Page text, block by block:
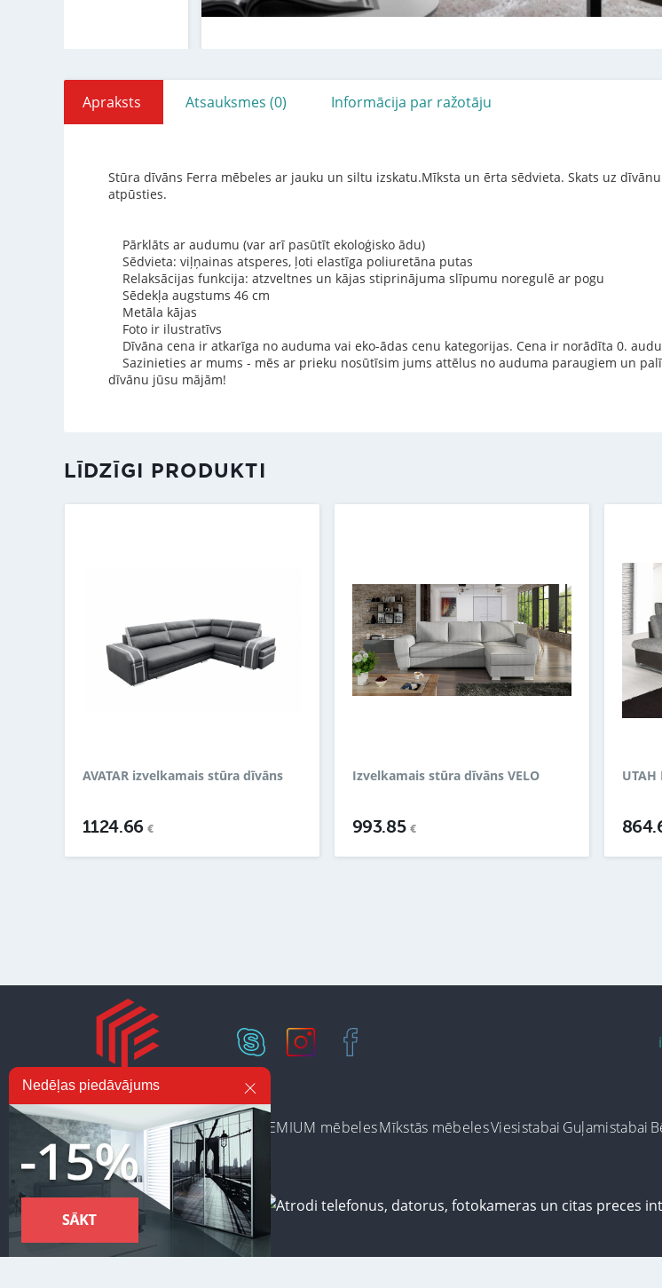
Apraksts
Stūra dīvāns Ferra mēbeles ar jauku un siltu izskatu.Mīksta un ērta sēdvieta. Skats uz
atpūsties.
Pārklāts ar audumu (var arī pasūtīt ekoloģisko ādu)
Sēdvieta: viļņainas atsperes, ļoti elastīga poliuretāna putas
Relaksācijas funkcija: atzveltnes un kājas stiprinājuma slīpumu noregulē ar pogu
Sēdekļa augstums 46 cm
Metāla kājas
Foto ir ilustratīvs
Dīvāna cena ir atkarīga no auduma vai eko-ādas cenu kategorijas. Cena ir norādīta 0.
Sazinieties ar mums - mēs ar prieku nosūtīsim jums attēlus no auduma paraugiem un
dīvānu jūsu mājām!
Atsauksmes (0) Informācija par ražotāju
LĪDZĪGI PRODUKTI
AVATAR izvelkamais stūra dīvāns
1124.66€
Izvelkamais stūra dīvāns VELO
993.85 €
Ir noliktavāPreču kategorijasPREMIUM mēbelesMīkstās mēbelesViesistabai Guļamistabai
Nedēļas piedāvājums